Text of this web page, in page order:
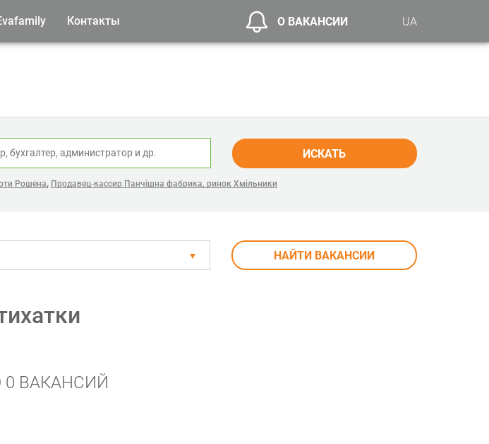
Контакты О ВАКАНСИИ UA
ИСКАТЬ
Рошена, Продавец-кассир Панчішна фабрика, ринок Хмільники
НАЙТИ ВАКАНСИИ
ВАКАНСИЙ